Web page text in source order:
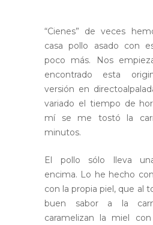
“Cienes” de veces
casa pollo asado con
poco más. Nos
encontrado esta
versión en
variado el tiempo de
mí se me tostó la
minutos.
El pollo sólo lleva
encima. Lo he hecho
con la propia piel, que al
buen sabor a la
caramelizan la miel